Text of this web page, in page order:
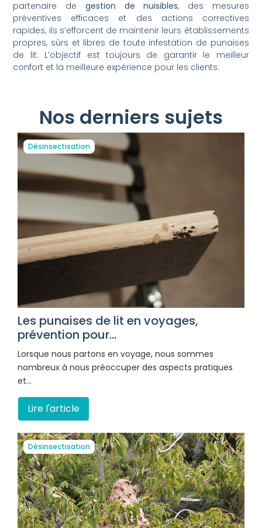
partenaire de gestion de nuisibles, des mesures
préventives efficaces et des actions correctives
rapides, ils s’efforcent de maintenir leurs établissements
propres, sûrs et libres de toute infestation de punaises
de lit. L’objectif est toujours de garantir le meilleur
confort et la meilleure expérience pour les clients.
Nos derniers sujets
Désinsectisation
Les punaises de lit en voyages,
prévention pour...
Lorsque nous partons en voyage, nous sommes
nombreux à nous préoccuper des aspects pratiques
et…
Lire l'article
Désinsectisation